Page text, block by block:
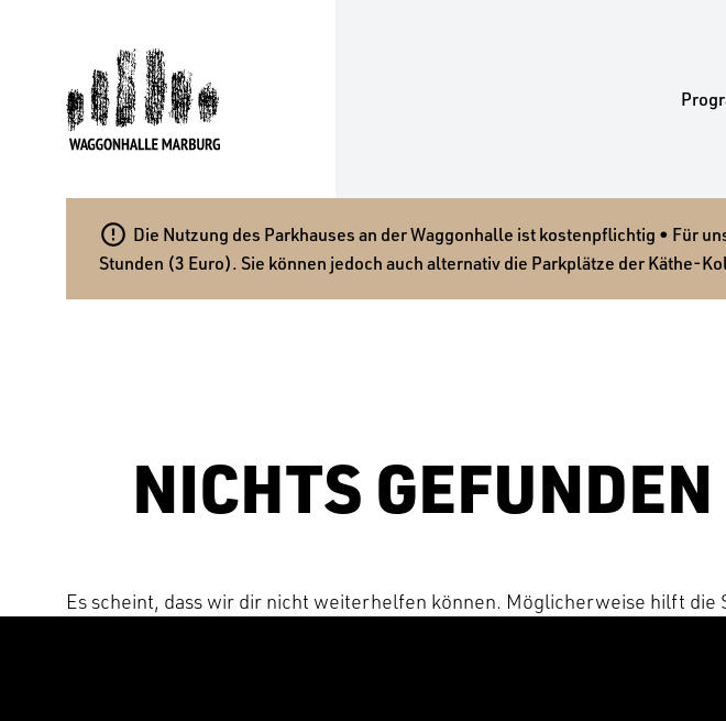
 Die Nutzung des Parkhauses an der Waggonhalle ist kostenpflichtig • Für
Stunden (3 Euro). Sie können jedoch auch alternativ die Parkplätze der Käthe-
NICHTS GEFUNDEN
Es scheint, dass wir dir nicht weiterhelfen können. Möglicherweise hilft die